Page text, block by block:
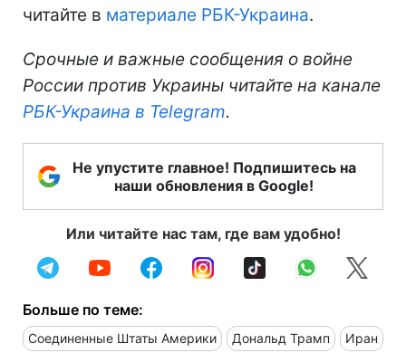
читайте в материале РБК-Украина.
Срочные и важные сообщения о войне
России против Украины читайте на канале
РБК-Украина в Telegram.
Не упустите главное! Подпишитесь на
наши обновления в Google!
Или читайте нас там, где вам удобно!
Больше по теме:
Соединенные Штаты Америки Дональд Трамп Иран